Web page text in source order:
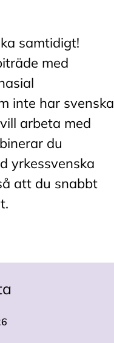
samtidigt!
med
inte har svenska
arbeta med
du
yrkessvenska
att du snabbt